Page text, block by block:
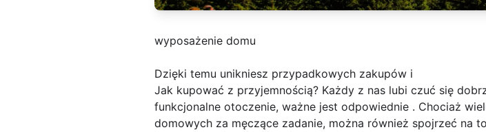
wyposażenie domu
Dzięki temu unikniesz przypadkowych zakupów i
Jak kupować z przyjemnością? Każdy z nas lubi czuć się
funkcjonalne otoczenie, ważne jest odpowiednie . Chociaż
domowych za męczące zadanie, można również spojrzeć na